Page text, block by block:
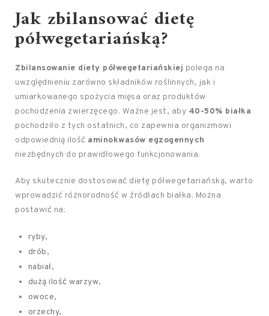
Jak zbilansować dietę
półwegetariańską?
Zbilansowanie diety półwegetariańskiej polega na
uwzględnieniu zarówno składników roślinnych, jak i
umiarkowanego spożycia mięsa oraz produktów
pochodzenia zwierzęcego. Ważne jest, aby 40-50% białka
pochodziło z tych ostatnich, co zapewnia organizmowi
odpowiednią ilość aminokwasów egzogennych
niezbędnych do prawidłowego funkcjonowania.
Aby skutecznie dostosować dietę półwegetariańską, warto
wprowadzić różnorodność w źródłach białka. Można
postawić na:
ryby,
drób,
nabiał,
dużą ilość warzyw,
owoce,
orzechy,